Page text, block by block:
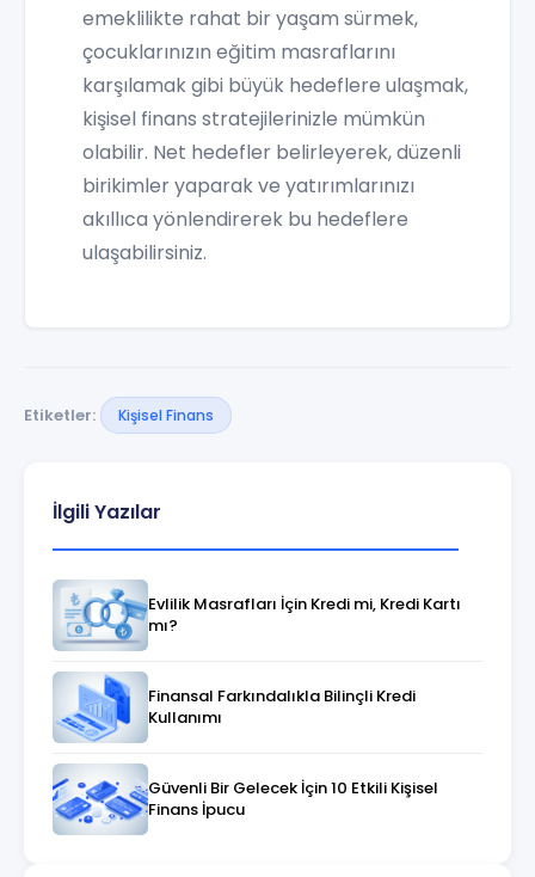
emeklilikte rahat bir yaşam sürmek,
çocuklarınızın eğitim masraflarını
karşılamak gibi büyük hedeflere ulaşmak,
kişisel finans stratejilerinizle mümkün
olabilir. Net hedefler belirleyerek, düzenli
birikimler yaparak ve yatırımlarınızı
akıllıca yönlendirerek bu hedeflere
ulaşabilirsiniz.
Etiketler: Kişisel Finans
İlgili Yazılar
Evlilik Masrafları İçin Kredi mi, Kredi Kartı
mı?
Finansal Farkındalıkla Bilinçli Kredi
Kullanımı
Güvenli Bir Gelecek İçin 10 Etkili Kişisel
Finans İpucu